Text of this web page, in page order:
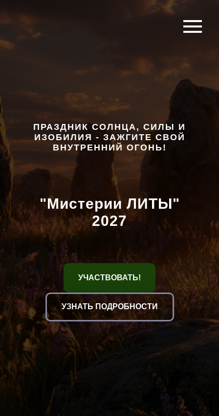
ПРАЗДНИК СОЛНЦА, СИЛЫ И
ИЗОБИЛИЯ - ЗАЖГИТЕ СВОЙ
ВНУТРЕННИЙ ОГОНЬ!
"Мистерии ЛИТЫ"
2027
УЧАСТВОВАТЬ!
УЗНАТЬ ПОДРОБНОСТИ